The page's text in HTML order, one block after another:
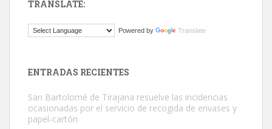
Este gato macho ha aparecido en la calle hace menos de un mes,
TRANSLATE:
Powered by Translate
ENTRADAS RECIENTES
San Bartolomé de Tirajana resuelve las incidencias
ocasionadas por el servicio de recogida de envases y
papel-cartón